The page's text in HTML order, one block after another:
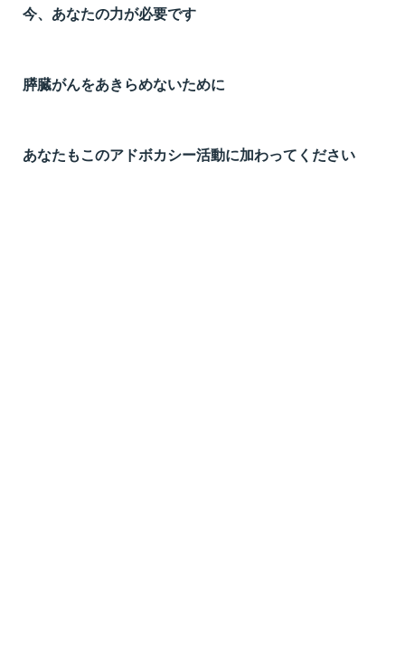
今、あなたの力が必要です
膵臓がんをあきらめないために
あなたもこのアドボカシー活動に加わってください